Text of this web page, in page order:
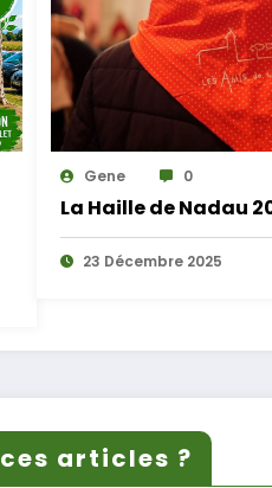
Gene 0
La Haille de Nadau
23 Décembre 2025
articles ?